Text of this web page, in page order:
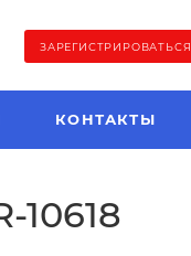
ЗАРЕГИСТРИРОВАТЬСЯ
КОНТАКТЫ
10618